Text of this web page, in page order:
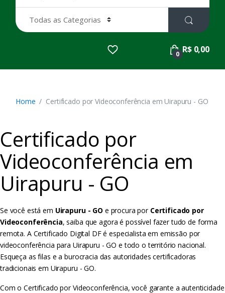
a
r
:
0 R$ 0,00
Home Certificado por Videoconferência em Uirapuru - GO
Certificado por
Videoconferência em
Uirapuru - GO
Se você está em Uirapuru - GO e procura por Certificado por
Videoconferência, saiba que agora é possível fazer tudo de forma
remota. A Certificado Digital DF é especialista em emissão por
videoconferência para Uirapuru - GO e todo o território nacional.
Esqueça as filas e a burocracia das autoridades certificadoras
tradicionais em Uirapuru - GO.
Com o Certificado por Videoconferência, você garante a autenticidade